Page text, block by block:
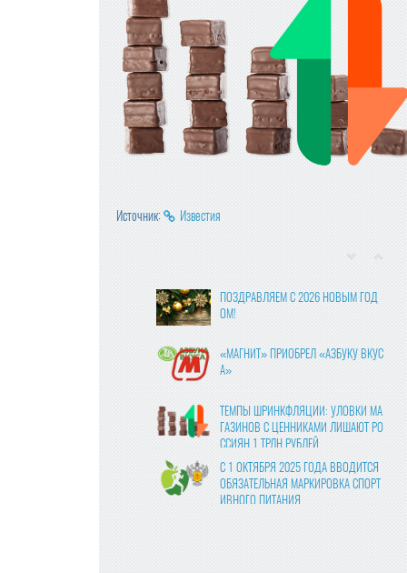
Источник: Известия
ПОЗДРАВЛЯЕМ С 2026 НОВЫМ ГОД
ОМ!
«МАГНИТ» ПРИОБРЕЛ «АЗБУКУ ВКУС
А»
ТЕМПЫ ШРИНКФЛЯЦИИ: УЛОВКИ МА
ГАЗИНОВ С ЦЕННИКАМИ ЛИШАЮТ РО
ССИЯН 1 ТРЛН РУБЛЕЙ
С 1 ОКТЯБРЯ 2025 ГОДА ВВОДИТСЯ
ОБЯЗАТЕЛЬНАЯ МАРКИРОВКА СПОРТ
ИВНОГО ПИТАНИЯ